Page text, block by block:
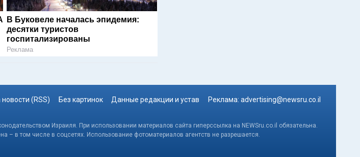
В Буковеле началась эпидемия:
десятки туристов
госпитализированы
Реклама
(RSS) Без картинок Данные редакции и устав Реклама: advertising@newsru.co.il
Израиля. При использовании материалов сайта гиперссылка на NEWSru.co.il обязательна.
– в том числе в соцсетях. Использование фотоматериалов агентств не разрешается.